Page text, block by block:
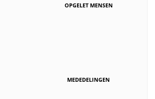
OPGELET MENSEN
MEDEDELINGEN